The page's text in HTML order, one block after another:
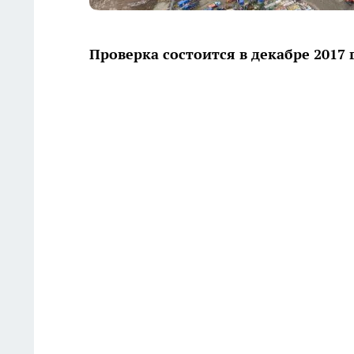
Проверка состоится в декабре 2017